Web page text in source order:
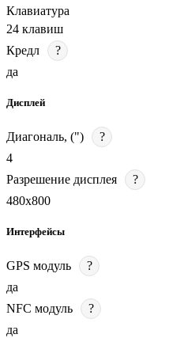
Клавиатура
24 клавиш
Кредл
?
да
Дисплей
Диагональ, (")
?
4
Разрешение дисплея
?
480х800
Интерфейсы
GPS модуль
?
да
NFC модуль
?
да